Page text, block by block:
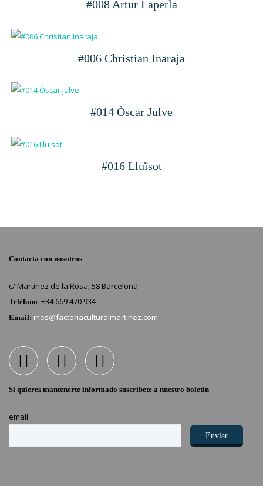
#008 Artur Laperla
#006 Christian Inaraja
#014 Òscar Julve
#016 Lluïsot
Contacta con nosotros
c/ Martínez de la Rosa, 58 Barcelona
Teléfono +34 669 470 934
Email: ines@factoriaculturalmartinez.com
Si quieres mantenerte informado suscribete a nuestro boletín
email